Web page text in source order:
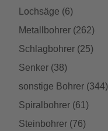
Lochsäge (6)
Metallbohrer (262)
Schlagbohrer (25)
Senker (38)
sonstige Bohrer (344)
Spiralbohrer (61)
Steinbohrer (76)